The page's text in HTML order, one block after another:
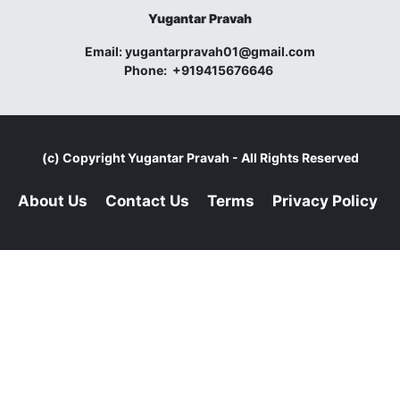
Yugantar Pravah
Email:yugantarpravah01@gmail.com
Phone: +919415676646
(c) CopyrightYugantar Pravah - All Rights Reserved
About Us Contact Us Terms Privacy Policy